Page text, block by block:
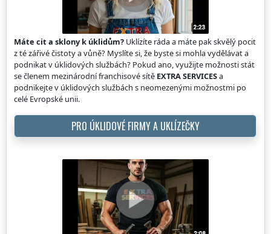
Máte cit a sklony k úklidům? Uklízíte ráda a máte pak skvělý pocit
z té zářivé čistoty a vůně? Myslíte si, že byste si mohla vydělávat a
podnikat v úklidových službách? Pokud ano, využijte možnosti stát
se členem mezinárodní franchisové sítě EXTRA SERVICESa
podnikejte v úklidových službách s neomezenými možnostmi po
celé Evropské unii.
PRO ÚKLIDOVÉ FIRMY A UKLÍZEČKY